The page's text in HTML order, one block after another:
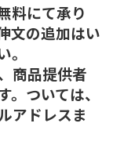
料にて承り
文の追加はい
商品提供者
ついては、
アドレスま